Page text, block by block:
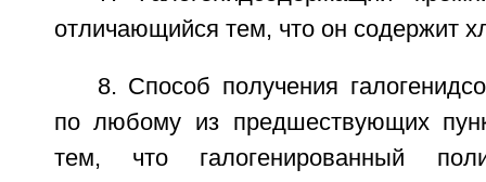
отличающийся тем, что он содержит
8. Способ получения
по любому из предшествующих
тем, что галогенированный